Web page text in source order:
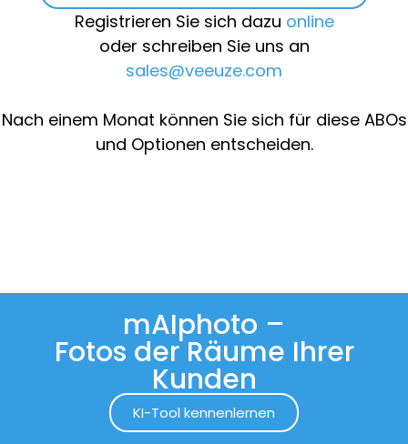
Registrieren Sie sich dazu online
oder schreiben Sie uns an
sales@veeuze.com
Nach einem Monat können Sie sich für diese ABOs
und Optionen entscheiden.
mAIphoto –
Fotos der Räume Ihrer
Kunden
KI-Tool kennenlernen